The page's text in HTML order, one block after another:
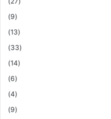
(9)
(13)
(33)
(14)
(6)
(4)
(9)